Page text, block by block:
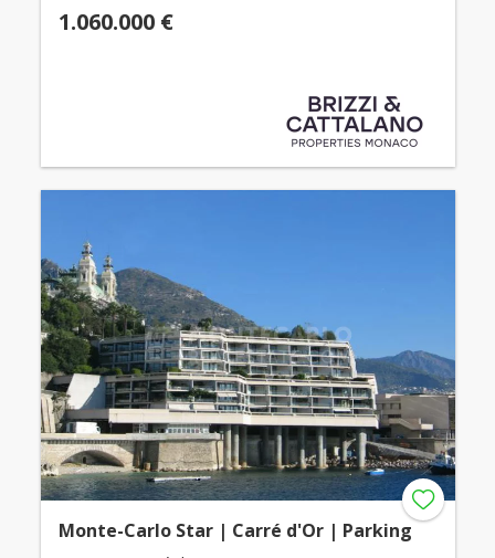
1.060.000 €
Monte-Carlo Star | Carré d'Or | Parking